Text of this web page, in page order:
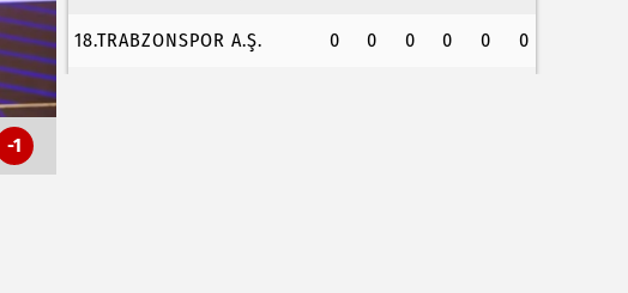
Cumhurbaşkanı Erdoğan, Suudi Arabistan yolcusu
-1
18.TRABZONSPOR A.Ş. 0 0 0 0 0 0